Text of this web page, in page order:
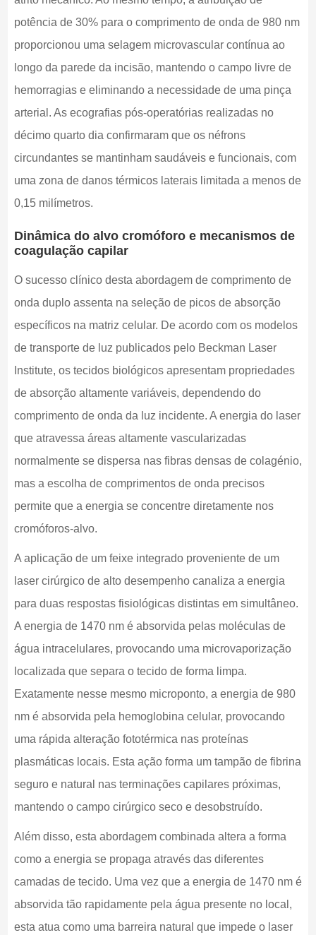
potência de 30% para o comprimento de onda de 980 nm
proporcionou uma selagem microvascular contínua ao
longo da parede da incisão, mantendo o campo livre de
hemorragias e eliminando a necessidade de uma pinça
arterial. As ecografias pós-operatórias realizadas no
décimo quarto dia confirmaram que os néfrons
circundantes se mantinham saudáveis e funcionais, com
uma zona de danos térmicos laterais limitada a menos de
0,15 milímetros.
Dinâmica do alvo cromóforo e mecanismos de
coagulação capilar
O sucesso clínico desta abordagem de comprimento de
onda duplo assenta na seleção de picos de absorção
específicos na matriz celular. De acordo com os modelos
de transporte de luz publicados pelo Beckman Laser
Institute, os tecidos biológicos apresentam propriedades
de absorção altamente variáveis, dependendo do
comprimento de onda da luz incidente. A energia do laser
que atravessa áreas altamente vascularizadas
normalmente se dispersa nas fibras densas de colagénio,
mas a escolha de comprimentos de onda precisos
permite que a energia se concentre diretamente nos
cromóforos-alvo.
A aplicação de um feixe integrado proveniente de um
laser cirúrgico de alto desempenho canaliza a energia
para duas respostas fisiológicas distintas em simultâneo.
A energia de 1470 nm é absorvida pelas moléculas de
água intracelulares, provocando uma microvaporização
localizada que separa o tecido de forma limpa.
Exatamente nesse mesmo microponto, a energia de 980
nm é absorvida pela hemoglobina celular, provocando
uma rápida alteração fototérmica nas proteínas
plasmáticas locais. Esta ação forma um tampão de fibrina
seguro e natural nas terminações capilares próximas,
mantendo o campo cirúrgico seco e desobstruído.
Além disso, esta abordagem combinada altera a forma
como a energia se propaga através das diferentes
camadas de tecido. Uma vez que a energia de 1470 nm é
absorvida tão rapidamente pela água presente no local,
esta atua como uma barreira natural que impede o laser